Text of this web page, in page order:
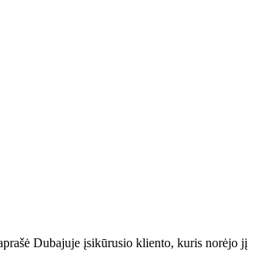
Dubajuje įsikūrusio kliento, kuris norėjo jį